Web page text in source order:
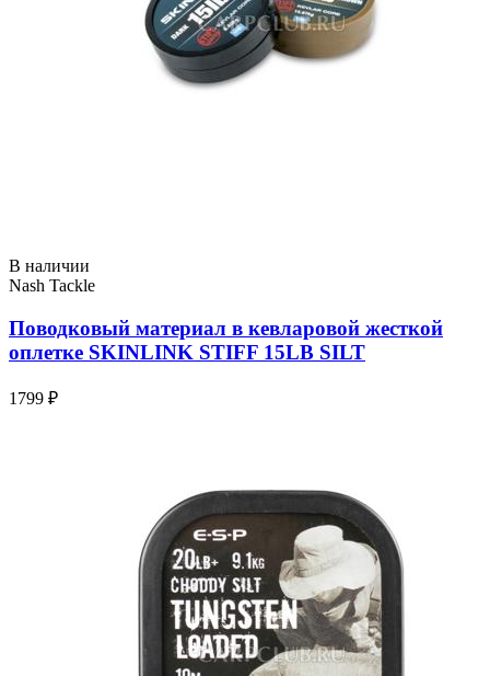
В наличии
Nash Tackle
Поводковый материал в кевларовой жесткой
оплетке SKINLINK STIFF 15LB SILT
1799 ₽